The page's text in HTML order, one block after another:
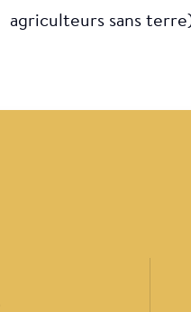
agriculteurs sans